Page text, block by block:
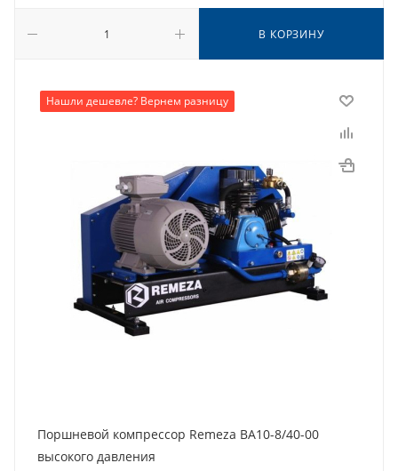
В КОРЗИНУ
Нашли дешевле? Вернем разницу
Поршневой компрессор Remeza ВА10-8/40-00
высокого давления